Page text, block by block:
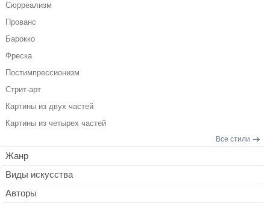
Сюрреализм
Прованс
Барокко
Фреска
Постимпрессионизм
Стрит-арт
Картины из двух частей
Картины из четырех частей
Все стили
Жанр
Виды искусства
Авторы